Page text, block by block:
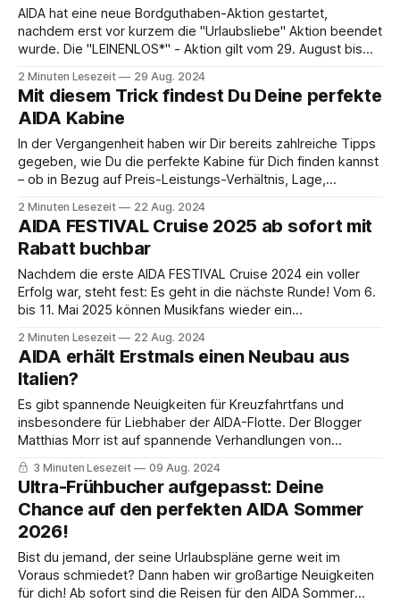
AIDA hat eine neue Bordguthaben-Aktion gestartet,
nachdem erst vor kurzem die "Urlaubsliebe" Aktion beendet
wurde. Die "LEINENLOS*" - Aktion gilt vom 29. August bis
qualifizierte Kreuzfahrt bucht, kann sich ein Bordguthaben
von bis zu 250 Euro pro
2 Minuten Lesezeit 29 Aug. 2024
Mit diesem Trick findest Du Deine perfekte
AIDA Kabine
In der Vergangenheit haben wir Dir bereits zahlreiche Tipps
gegeben, wie Du die perfekte Kabine für Dich finden kannst
– ob in Bezug auf Preis-Leistungs-Verhältnis, Lage,
offen, denn die Deckpläne können recht komplex sein. Aber
es gibt eine einfache Lösung:
2 Minuten Lesezeit 22 Aug. 2024
AIDA FESTIVAL Cruise 2025 ab sofort mit
Rabatt buchbar
Nachdem die erste AIDA FESTIVAL Cruise 2024 ein voller
Erfolg war, steht fest: Es geht in die nächste Runde! Vom 6.
bis 11. Mai 2025 können Musikfans wieder ein
Reise startet in Hamburg und führt über die norwegischen
Häfen Stavanger und Kristiansand, bevor
2 Minuten Lesezeit 22 Aug. 2024
AIDA erhält Erstmals einen Neubau aus
Italien?
Es gibt spannende Neuigkeiten für Kreuzfahrtfans und
insbesondere für Liebhaber der AIDA-Flotte. Der Blogger
Matthias Morr ist auf spannende Verhandlungen von
Fincantieri aufmerksam geworden. Der italienische
Schiffsbauer Fincantieri befindet sich laut einem Bericht von
Shipping Italy in Verhandlungen mit der Carnival Corporation,
dem Mutterkonzern von AIDA Cruises, über den
3 Minuten Lesezeit 09 Aug. 2024
Ultra-Frühbucher aufgepasst: Deine
Chance auf den perfekten AIDA Sommer
2026!
Bist du jemand, der seine Urlaubspläne gerne weit im
Voraus schmiedet? Dann haben wir großartige Neuigkeiten
für dich! Ab sofort sind die Reisen für den AIDA Sommer